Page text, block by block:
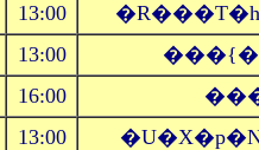
13:00
13:00
16:00
13:00